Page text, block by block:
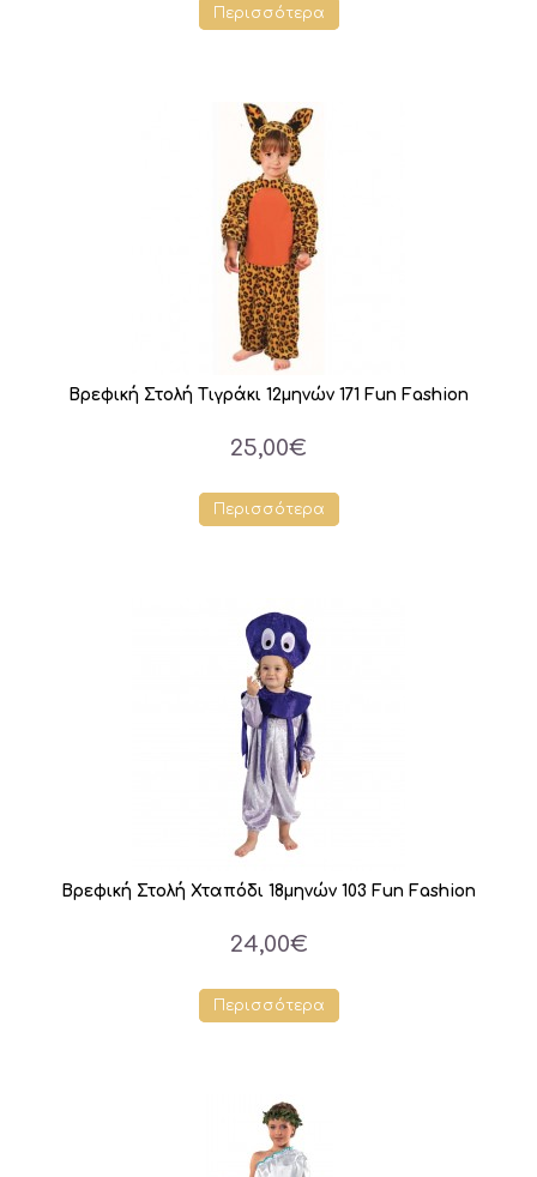
Περισσότερα
Βρεφική Στολή Τιγράκι 12μηνών 171 Fun Fashion
25,00€
Περισσότερα
Βρεφική Στολή Χταπόδι 18μηνών 103 Fun Fashion
24,00€
Περισσότερα